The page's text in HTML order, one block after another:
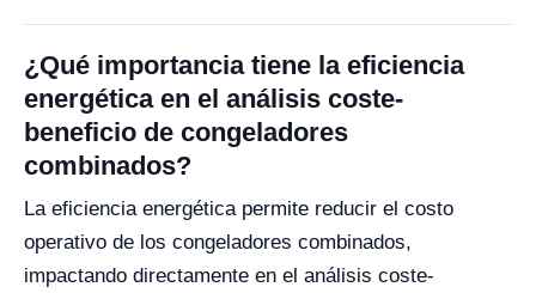
¿Qué importancia tiene la eficiencia
energética en el análisis coste-
beneficio de congeladores
combinados?
La eficiencia energética permite reducir el costo
operativo de los congeladores combinados,
impactando directamente en el análisis coste-